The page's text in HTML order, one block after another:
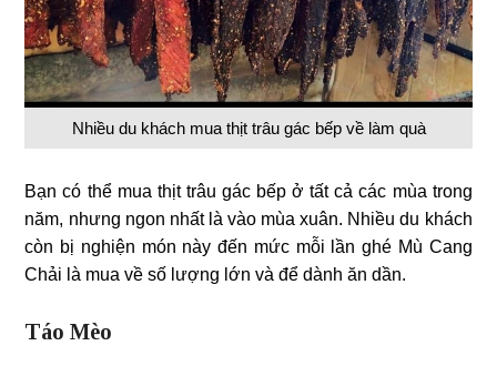
Nhiều du khách mua thịt trâu gác bếp về làm quà
Bạn có thể mua thịt trâu gác bếp ở tất cả các mùa trong
năm, nhưng ngon nhất là vào mùa xuân. Nhiều du khách
còn bị nghiện món này đến mức mỗi lần ghé Mù Cang
Chải là mua về số lượng lớn và để dành ăn dần.
Táo Mèo